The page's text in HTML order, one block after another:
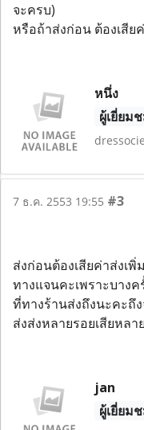
จะครบ)
หรือถ้าส่งก่อน ต้องเสีย
หนึ่ง
ผู้เยี่ยม
7 ธ.ค. 2553 19:55 #3
ส่งก่อนต้องเสียค่าส่งเ
ทางแจนคะเพราะบาง
ที่ทางร้านส่งถึงนะคะถึ
ส่งส่งหลายรอยเสียหล
jan
ผู้เยี่ยม